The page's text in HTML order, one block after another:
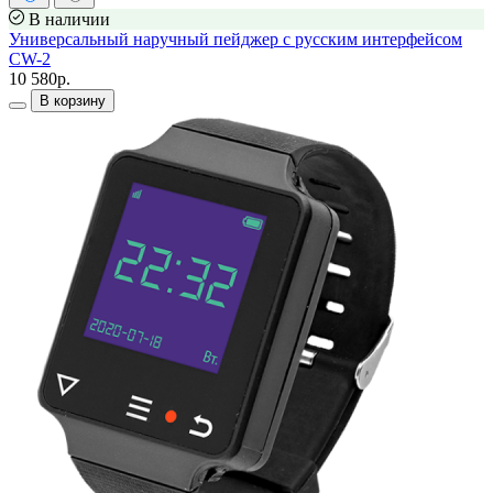
В наличии
Универсальный наручный пейджер с русским интерфейсом
CW-2
10 580р.
В корзину